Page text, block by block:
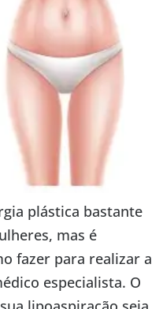
plástica bastante
mas é
fazer para realizar a
especialista. O